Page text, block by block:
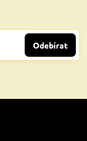
Odebírat